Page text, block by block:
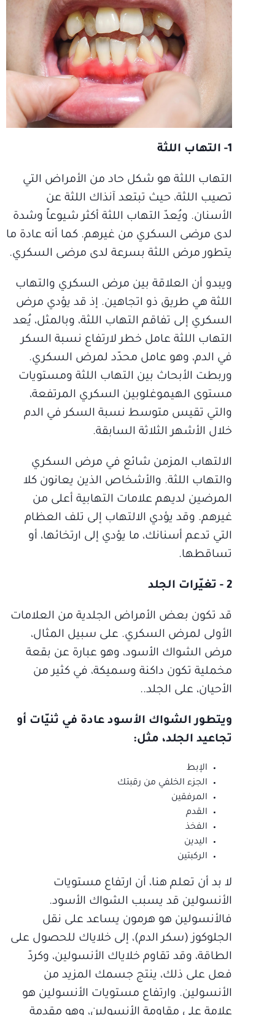
1- التهاب اللثة
التهاب اللثة هو شكل حاد من الأمراض التي
تصيب اللثة، حيث تبتعد آنذاك اللثة عن
الأسنان. ويُعدّ التهاب اللثة أكثر شيوعاً وشدة
لدى مرضى السكري من غيرهم. كما أنه عادة ما
يتطور مرض اللثة بسرعة لدى مرضى السكري.
ويبدو أن العلاقة بين مرض السكري والتهاب
اللثة هي طريق ذو اتجاهين. إذ قد يؤدي مرض
السكري إلى تفاقم التهاب اللثة، وبالمثل، يُعد
التهاب اللثة عامل خطر لارتفاع نسبة السكر
في الدم، وهو عامل محدّد لمرض السكري.
وربطت الأبحاث بين التهاب اللثة ومستويات
مستوى الهيموغلوبين السكري المرتفعة،
والتي تقيس متوسط نسبة السكر في الدم
خلال الأشهر الثلاثة السابقة.
الالتهاب المزمن شائع في مرض السكري
والتهاب اللثة. والأشخاص الذين يعانون كلا
المرضين لديهم علامات التهابية أعلى من
غيرهم. وقد يؤدي الالتهاب إلى تلف العظام
التي تدعم أسنانك، ما يؤدي إلى ارتخائها، أو
تساقطها.
2 - تغيّرات الجلد
قد تكون بعض الأمراض الجلدية من العلامات
الأولى لمرض السكري. على سبيل المثال،
مرض الشواك الأسود، وهو عبارة عن بقعة
مخملية تكون داكنة وسميكة، في كثير من
الأحيان، على الجلد..
ويتطور الشواك الأسود عادة في ثنيّات أو
تجاعيد الجلد، مثل:
الإبط
الجزء الخلفي من رقبتك
المرفقين
القدم
الفخذ
اليدين
الركبتين
لا بد أن تعلم هنا، أن ارتفاع مستويات
الأنسولين قد يسبب الشواك الأسود.
فالأنسولين هو هرمون يساعد على نقل
الجلوكوز (سكر الدم)، إلى خلاياك للحصول على
الطاقة، وقد تقاوم خلاياك الأنسولين، وكردّ
فعل على ذلك، ينتج جسمك المزيد من
الأنسولين. وارتفاع مستويات الأنسولين هو